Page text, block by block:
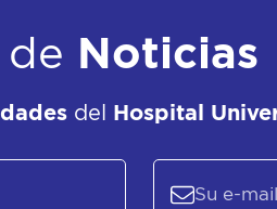
Noticias
del Hospital